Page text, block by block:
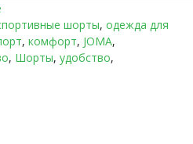
шорты, одежда для
, комфорт, JOMA,
, Шорты, удобство,